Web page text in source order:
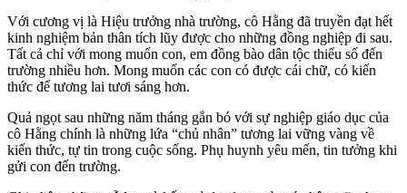
Với cương vị là Hiệu trưởng nhà trường, cô Hằng đã truyền đạt hết
kinh nghiệm bản thân tích lũy được cho những đồng nghiệp đi sau.
Tất cả chỉ với mong muốn con, em đồng bào dân tộc thiểu số đến
trường nhiều hơn. Mong muốn các con có được cái chữ, có kiến
thức để tương lai tươi sáng hơn.
Quả ngọt sau những năm tháng gắn bó với sự nghiệp giáo dục của
cô Hằng chính là những lứa “chủ nhân” tương lai vững vàng về
kiến thức, tự tin trong cuộc sống. Phụ huynh yêu mến, tin tưởng khi
gửi con đến trường.